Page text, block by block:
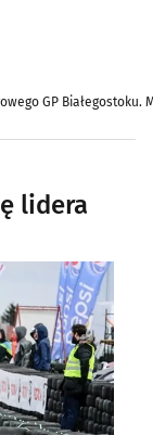
GP Białegostoku.
lidera